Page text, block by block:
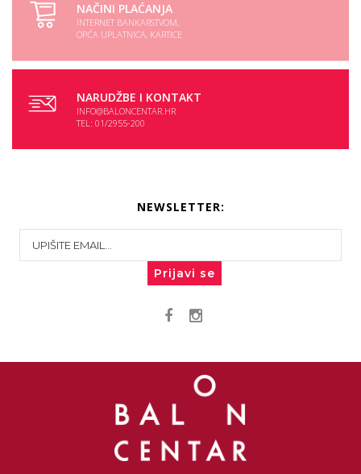
NAČINI PLAĆANJA
INTERNET BANKARSTVOM,
OPĆA UPLATNICA, KARTICE
NARUDŽBE I KONTAKT
INFO@BALONCENTAR.HR
TEL: 01/2955-200
NEWSLETTER:
Prijavi se